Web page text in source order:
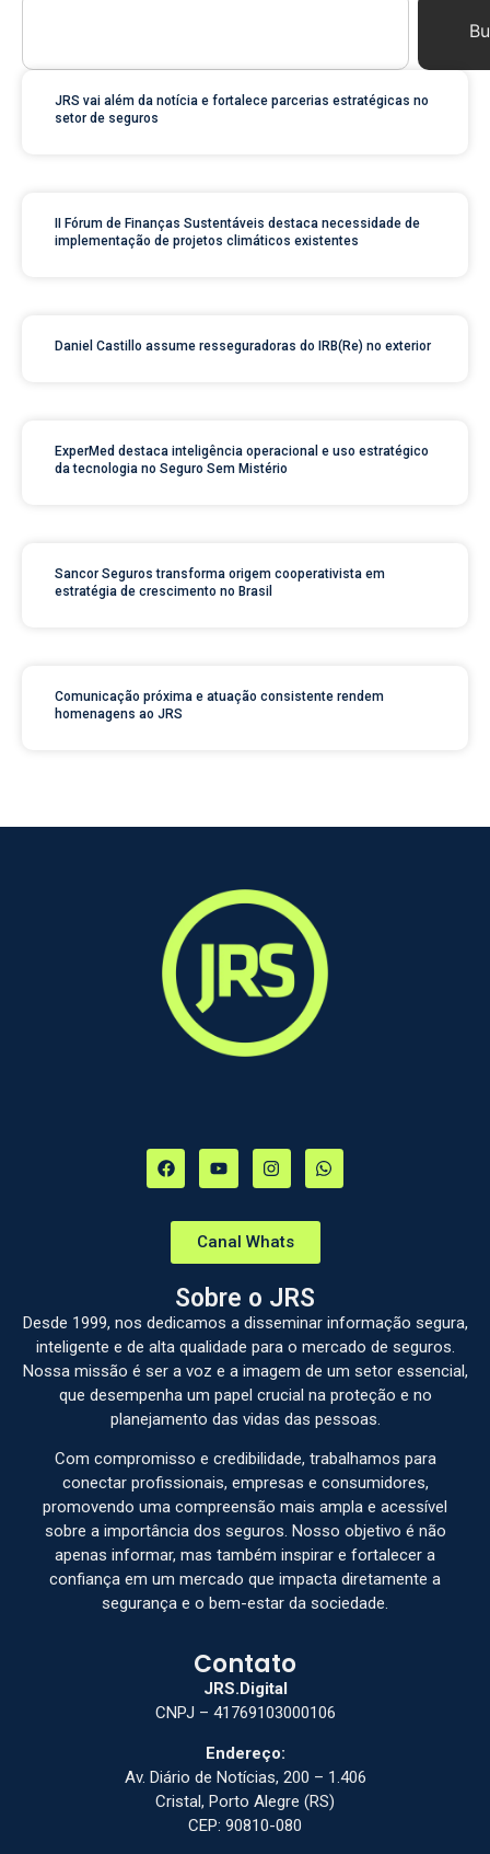
JRS vai além da notícia e fortalece parcerias estratégicas no
setor de seguros
II Fórum de Finanças Sustentáveis destaca necessidade de
implementação de projetos climáticos existentes
Daniel Castillo assume resseguradoras do IRB(Re) no exterior
ExperMed destaca inteligência operacional e uso estratégico
da tecnologia no Seguro Sem Mistério
Sancor Seguros transforma origem cooperativista em
estratégia de crescimento no Brasil
Comunicação próxima e atuação consistente rendem
homenagens ao JRS
Canal Whats
Sobre o JRS
Desde 1999, nos dedicamos a disseminar informação segura,
inteligente e de alta qualidade para o mercado de seguros.
Nossa missão é ser a voz e a imagem de um setor essencial,
que desempenha um papel crucial na proteção e no
planejamento das vidas das pessoas.
Com compromisso e credibilidade, trabalhamos para
conectar profissionais, empresas e consumidores,
promovendo uma compreensão mais ampla e acessível
sobre a importância dos seguros. Nosso objetivo é não
apenas informar, mas também inspirar e fortalecer a
confiança em um mercado que impacta diretamente a
segurança e o bem-estar da sociedade.
Contato
JRS.Digital
CNPJ – 41769103000106
Endereço:
Av. Diário de Notícias, 200 – 1.406
Cristal, Porto Alegre (RS)
CEP: 90810-080